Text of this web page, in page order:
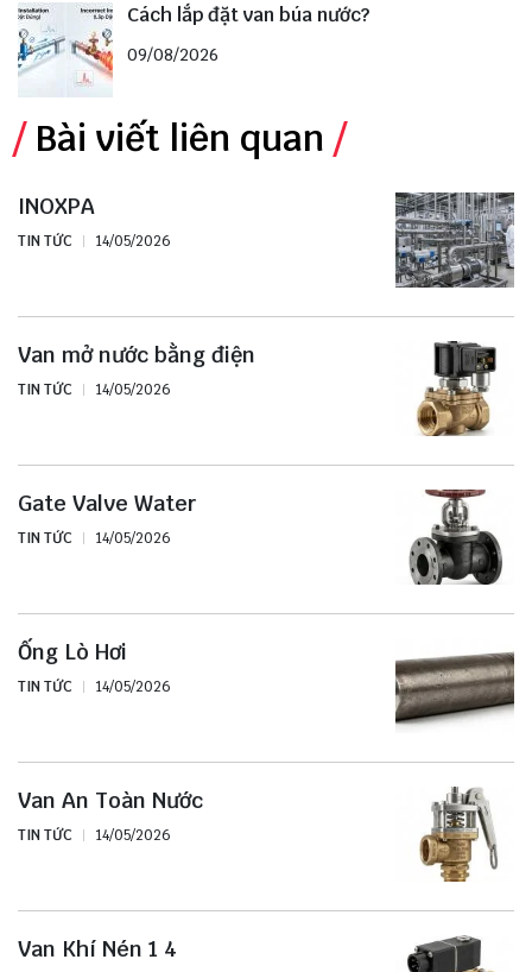
Cách lắp đặt van búa nước?
09/08/2026
Bài viết liên quan
INOXPA
TIN TỨC 14/05/2026
Van mở nước bằng điện
TIN TỨC 14/05/2026
Gate Valve Water
TIN TỨC 14/05/2026
Ống Lò Hơi
TIN TỨC 14/05/2026
Van An Toàn Nước
TIN TỨC 14/05/2026
Van Khí Nén 1 4